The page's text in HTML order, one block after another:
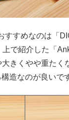
すすめなのは「
で紹介した「
きくやや重たく
造なのが良いで